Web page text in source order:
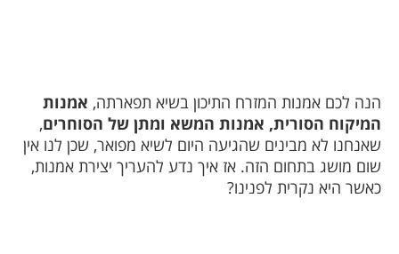
הנה לכם אמנות המזרח התיכון בשיא תפארתה, אמנות
המיקוח הסורית, אמנות המשא ומתן של הסוחרים,
שאנחנו לא מבינים שהגיעה היום לשיא מפואר, שכן לנו אין
שום מושג בתחום הזה. אז איך נדע להעריך יצירת אמנות,
כאשר היא נקרית לפנינו?